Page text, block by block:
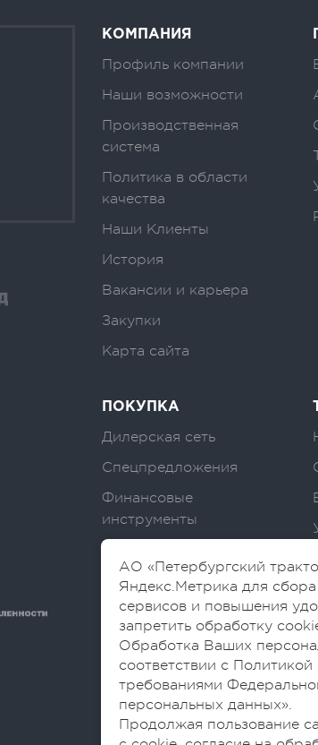
КОМПАНИЯ
Профиль компании
Наши возможности
Производственная
система
Политика в области
качества
Наши Клиенты
История
Вакансии и карьера
Закупки
Карта сайта
ПОКУПКА
Дилерская сеть
Спецпредложения
Финансовые
инструменты
АО «Петербургский
Яндекс.Метрика для
сервисов и повышения
запретить обработку
Обработка Ваших
соответствии с
требованиями
персональных данных».
Продолжая пользование